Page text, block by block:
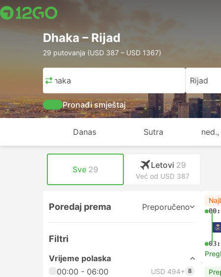
Dhaka – Rijad
29 putovanja (USD 387 – USD 1367)
Dhaka Rijad
Pronađi smještaj
Danas Sutra
Sve 29 Letovi 29
Već od USD 387
Poredaj prema Preporučeno
Filtri
Vrijeme polaska
00:00 - 06:00
USD 494+ 8